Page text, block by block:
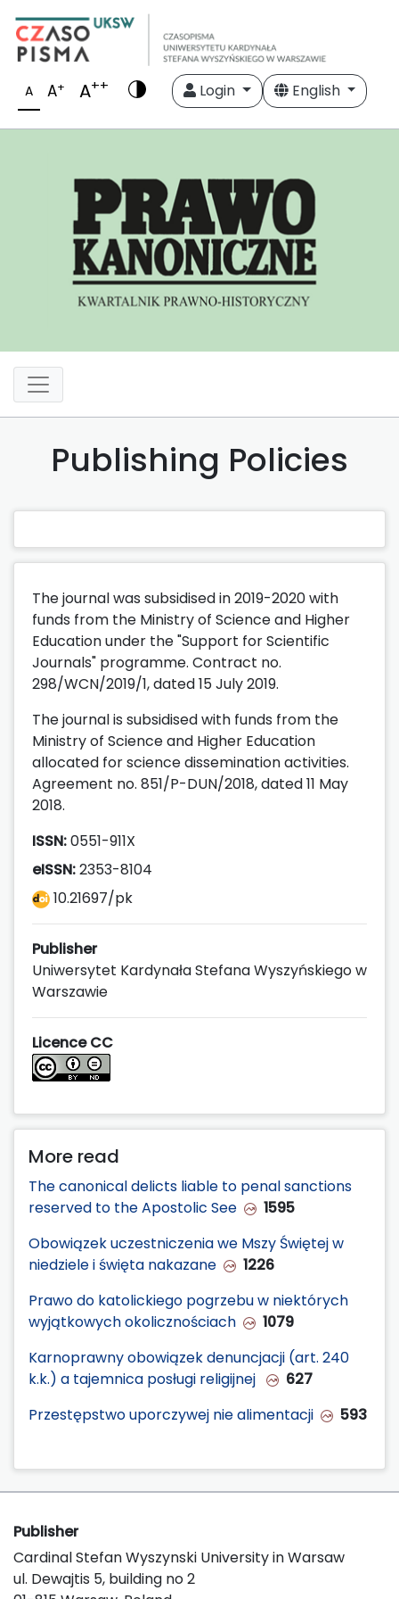
A A+ A++ Login English
Publishing Policies
The journal was subsidised in 2019-2020 with
funds from the Ministry of Science and Higher
Education under the "Support for Scientific
Journals" programme. Contract no.
298/WCN/2019/1, dated 15 July 2019.
The journal is subsidised with funds from the
Ministry of Science and Higher Education
allocated for science dissemination activities.
Agreement no. 851/P-DUN/2018, dated 11 May
2018.
ISSN:0551-911X
eISSN:2353-8104
10.21697/pk
Publisher
Uniwersytet Kardynała Stefana Wyszyńskiego w
Warszawie
Licence CC
More read
The canonical delicts liable to penal sanctions
reserved to the Apostolic See
1595
Obowiązek uczestniczenia we Mszy Świętej w
niedziele i święta nakazane
1226
Prawo do katolickiego pogrzebu w niektórych
wyjątkowych okolicznościach
1079
Karnoprawny obowiązek denuncjacji (art. 240
k.k.) a tajemnica posługi religijnej
627
Przestępstwo uporczywej nie alimentacji
593
Publisher
Cardinal Stefan Wyszynski University in Warsaw
ul. Dewajtis 5, building no 2